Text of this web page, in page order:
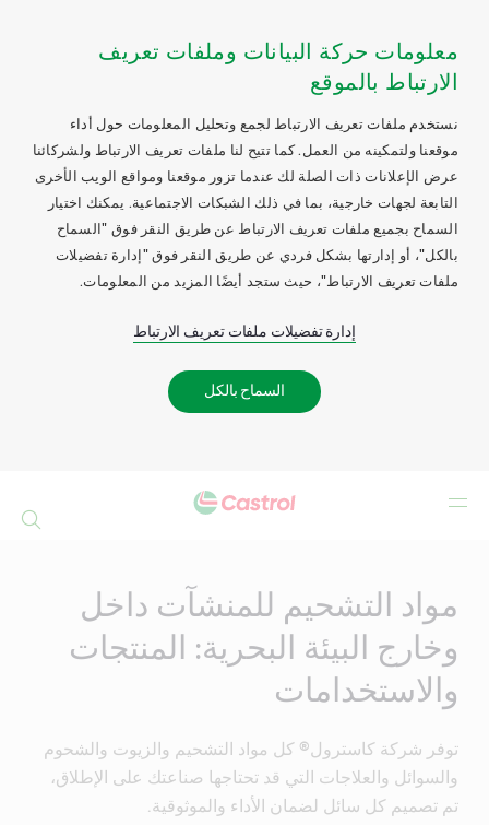
معلومات حركة البيانات وملفات تعريف
الارتباط بالموقع
نستخدم ملفات تعريف الارتباط لجمع وتحليل المعلومات حول أداء
موقعنا ولتمكينه من العمل. كما تتيح لنا ملفات تعريف الارتباط ولشركائنا
عرض الإعلانات ذات الصلة لك عندما تزور موقعنا ومواقع الويب الأخرى
التابعة لجهات خارجية، بما في ذلك الشبكات الاجتماعية. يمكنك اختيار
السماح بجميع ملفات تعريف الارتباط عن طريق النقر فوق "السماح
بالكل"، أو إدارتها بشكل فردي عن طريق النقر فوق "إدارة تفضيلات
ملفات تعريف الارتباط"، حيث ستجد أيضًا المزيد من المعلومات.
إدارة تفضيلات ملفات تعريف الارتباط
السماح بالكل
مواد التشحيم للمنشآت داخل
وخارج البيئة البحرية: المنتجات
والاستخدامات
توفر شركة كاسترول® كل مواد التشحيم والزيوت والشحوم
والسوائل والعلاجات التي قد تحتاجها صناعتك على الإطلاق،
تم تصميم كل سائل لضمان الأداء والموثوقية.